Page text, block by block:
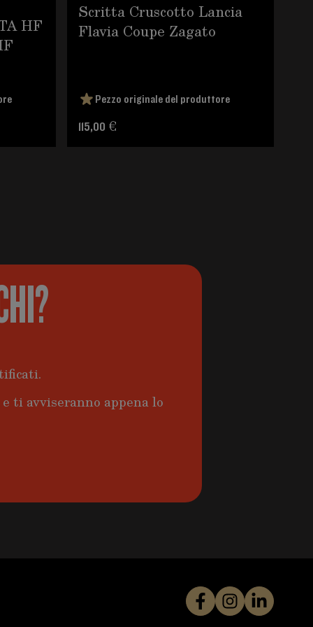
HF
Scritta Cruscotto Lancia
Flavia Coupe Zagato
Pezzo originale del produttore
115,00 €
ti avviseranno appena lo